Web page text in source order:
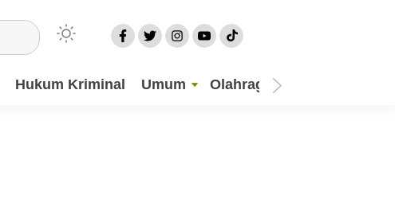
Hukum Kriminal Umum Olahraga